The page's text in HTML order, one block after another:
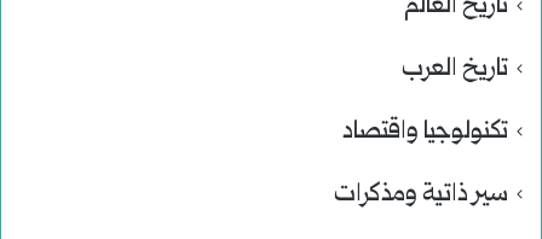
تاريخ العالم
تاريخ العرب
تكنولوجيا واقتصاد
سير ذاتية ومذكرات